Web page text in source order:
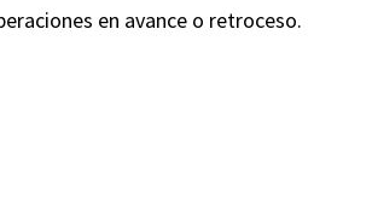
en avance o retroceso.